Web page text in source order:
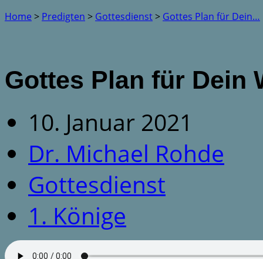
Home > Predigten > Gottesdienst> Gottes Plan für Dein…
Gottes Plan für Dein
10. Januar 2021
Dr. Michael Rohde
Gottesdienst
1. Könige